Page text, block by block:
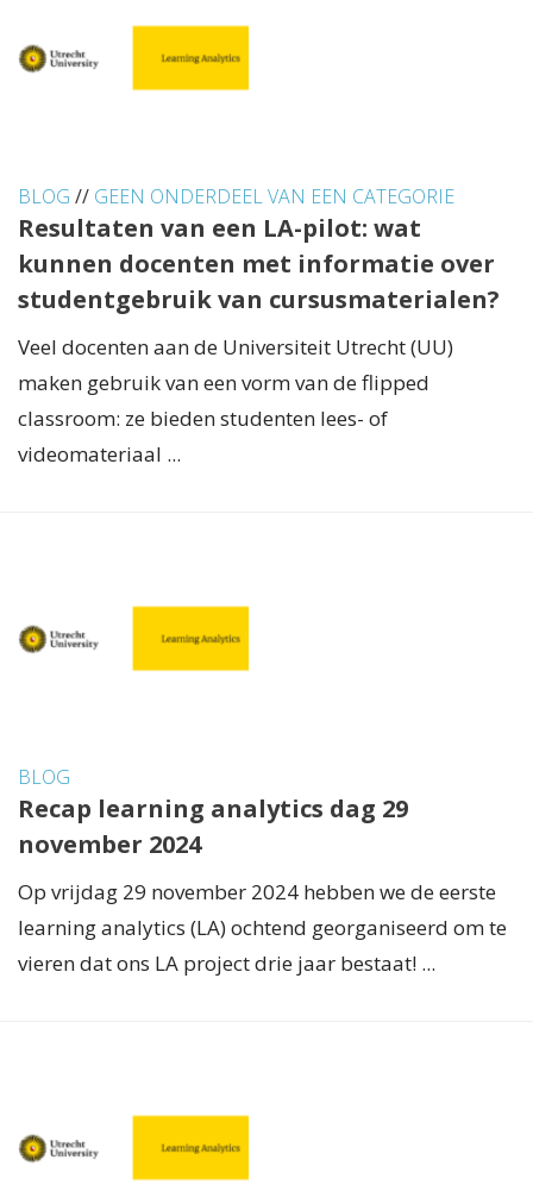
BLOG // GEEN ONDERDEEL VAN EEN CATEGORIE
Resultaten van een LA-pilot: wat
kunnen docenten met informatie over
studentgebruik van cursusmaterialen?
Veel docenten aan de Universiteit Utrecht (UU)
maken gebruik van een vorm van de flipped
classroom: ze bieden studenten lees- of
videomateriaal ...
BLOG
Recap learning analytics dag 29
november 2024
Op vrijdag 29 november 2024 hebben we de eerste
learning analytics (LA) ochtend georganiseerd om te
vieren dat ons LA project drie jaar bestaat! ...